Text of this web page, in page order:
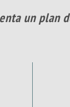
un plan